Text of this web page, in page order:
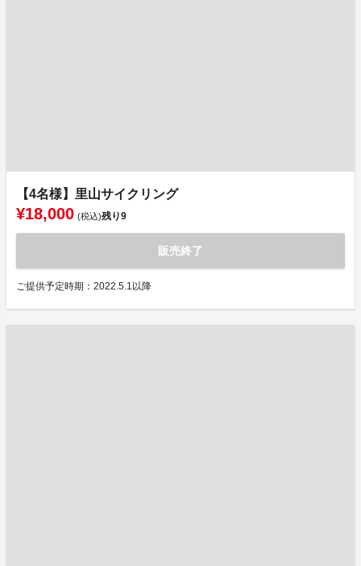
【4名様】里山サイクリング
¥18,000 (税込)残り9
販売終了
ご提供予定時期：2022.5.1以降